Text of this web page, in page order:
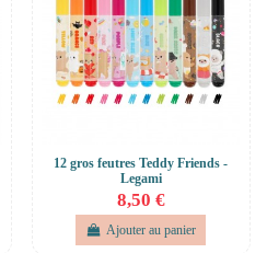
12 gros feutres Teddy Friends -
Legami
8,50 €
Ajouter au panier